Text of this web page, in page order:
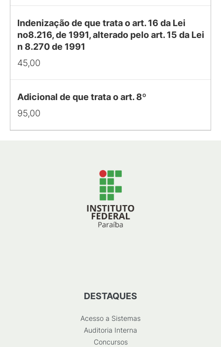
Indenização de que trata o art. 16 da Lei
no8.216, de 1991, alterado pelo art. 15 da Lei
n 8.270 de 1991
45,00
Adicional de que trata o art. 8º
95,00
DESTAQUES
Acesso a Sistemas
Auditoria Interna
Concursos